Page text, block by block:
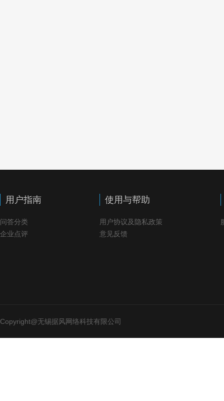
用户指南
问答分类
企业点评
使用与帮助
用户协议及隐私政策
意见反馈
Copyright@无锡据风网络科技有限公司